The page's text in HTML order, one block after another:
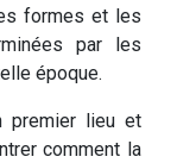
formes et les
par les
époque.
premier lieu et
comment la